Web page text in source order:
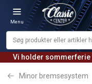
Vi holder sommerferie
Menu
Minor bremsesystem